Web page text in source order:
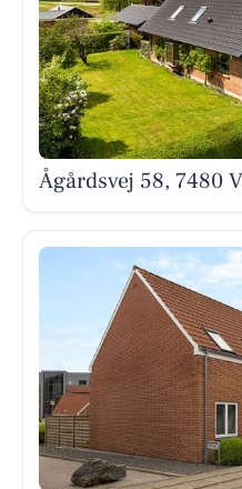
Ågårdsvej 58, 7480